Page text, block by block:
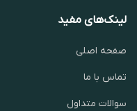
لینک‌های مفید
صفحه اصلی
تماس با ما
سوالات متداول